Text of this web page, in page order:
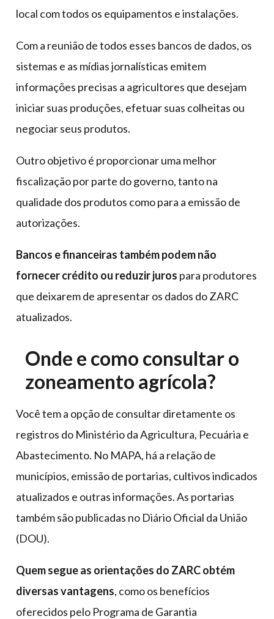
local com todos os equipamentos e instalações.
Com a reunião de todos esses bancos de dados, os
sistemas e as mídias jornalísticas emitem
informações precisas a agricultores que desejam
iniciar suas produções, efetuar suas colheitas ou
negociar seus produtos.
Outro objetivo é proporcionar uma melhor
fiscalização por parte do governo, tanto na
qualidade dos produtos como para a emissão de
autorizações.
Bancos e financeiras também podem não
fornecer crédito ou reduzir juros para produtores
que deixarem de apresentar os dados do ZARC
atualizados.
Onde e como consultar o
zoneamento agrícola?
Você tem a opção de consultar diretamente os
registros do Ministério da Agricultura, Pecuária e
Abastecimento. No MAPA, há a relação de
municípios, emissão de portarias, cultivos indicados
atualizados e outras informações. As portarias
também são publicadas no Diário Oficial da União
(DOU).
Quem segue as orientações do ZARC obtém
diversas vantagens, como os benefícios
oferecidos pelo Programa de Garantia